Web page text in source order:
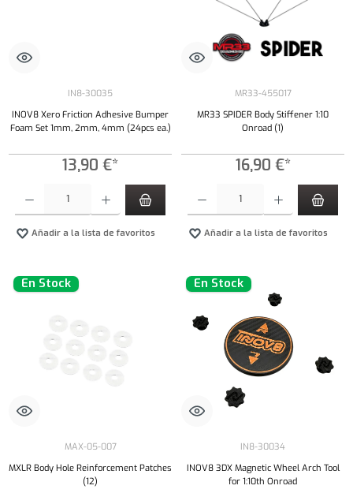
IN8-30035
INOV8 Xero Friction Adhesive Bumper
Foam Set 1mm, 2mm, 4mm (24pcs ea.)
13,90 €*
Añadir a la lista de favoritos
MR33-455017
MR33 SPIDER Body Stiffener 1:10
Onroad (1)
16,90 €*
Añadir a la lista de favoritos
En Stock
MAX-05-007
MXLR Body Hole Reinforcement Patches
(12)
En Stock
IN8-30034
INOV8 3DX Magnetic Wheel Arch Tool
for 1:10th Onroad